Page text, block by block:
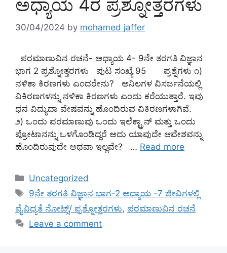
ಅಧ್ಯಾಯ 4ರ ಪ್ರಶ್ನೋತ್ತರಗಳು
30/04/2024 by mohamed jaffer
ಪರಮಾಣುವಿನ ರಚನೆ- ಅಧ್ಯಾಯ 4- 9ನೇ ತರಗತಿ ವಿಜ್ಞಾನ
ಭಾಗ 2 ಪ್ರಶ್ನೋತ್ತರಗಳು ಪುಟ ಸಂಖ್ಯೆ 95 ಪ್ರಶ್ನೆಗಳು ೧)
ನಳಿಕಾ ಕಿರಣಗಳು ಎಂದರೇನು? ಅನಿಲಗಳ ವಿಸರ್ಜನೆಯಲ್ಲಿ
ವಿಕಿರಣಗಳನ್ನು ನಳಿಕಾ ಕಿರಣಗಳು ಎಂದು ಕರೆಯುತ್ತಾರೆ. ಇವು
ಧನ ವಿದ್ಯುದಾ ವೇಷವನ್ನು ಹೊಂದಿರುವ ವಿಕಿರಣಗಳಾಗಿವೆ.
೨) ಒಂದು ಪರಮಾಣುವು ಒಂದು ಇಲೆಕ್ಟ್ರಾನ್ ಮತ್ತು ಒಂದು
ಪ್ರೋಟಾನನ್ನು ಒಳಗೊಂಡಿದ್ದರೆ ಅದು ಯಾವುದೇ ಆವೇಶವನ್ನು
ಹೊಂದಿರುವುದೇ ಅಥವಾ ಇಲ್ಲವೇ? … Read more
Categories
Uncategorized
Tags
9ನೇ ತರಗತಿ ವಿಜ್ಞಾನ ಭಾಗ-2 ಅಧ್ಯಾಯ -7 ಜೀವಿಗಳಲ್ಲಿ
ವೈವಿಧ್ಯತೆ ನೋಟ್ಸ್/ ಪ್ರಶ್ನೋತ್ತರಗಳು, ಪರಮಾಣುವಿನ ರಚನೆ
Leave a comment